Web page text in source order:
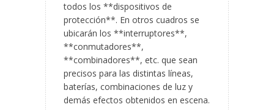
todos los **dispositivos de
protección**. En otros cuadros se
ubicarán los **interruptores**,
**conmutadores**,
**combinadores**, etc. que sean
precisos para las distintas líneas,
baterías, combinaciones de luz y
demás efectos obtenidos en escena.